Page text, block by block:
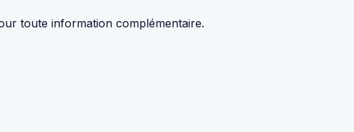
toute information complémentaire.